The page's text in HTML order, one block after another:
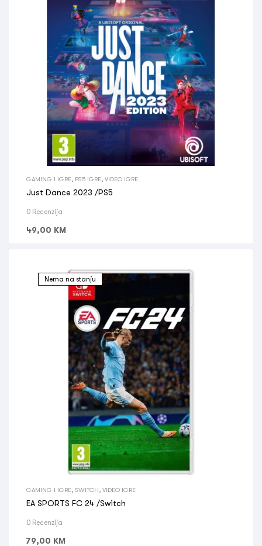
GAMING I IGRE PS5 IGRE VIDEO IGRE
Just Dance 2023 /PS5
0 Recenzija
49,00 KM
Nema na stanju
GAMING I IGRE SWITCH VIDEO IGRE
EA SPORTS FC 24 /Switch
0 Recenzija
79,00 KM